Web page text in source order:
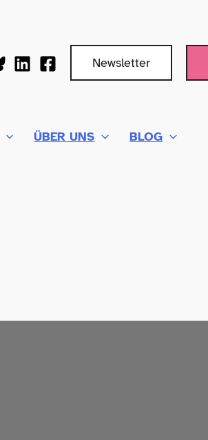
Newsletter
ÜBER UNS BLOG